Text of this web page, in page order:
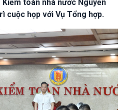
toán nhà nước Nguyễn
cuộc họp với Vụ Tổng hợp.